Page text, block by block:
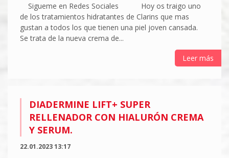
Sigueme en Redes Sociales Hoy os traigo uno
de los tratamientos hidratantes de Clarins que mas
gustan a todos los que tienen una piel joven cansada.
Se trata de la nueva crema de...
Leer más
DIADERMINE LIFT+ SUPER
RELLENADOR CON HIALURÓN CREMA
Y SERUM.
22.01.2023 13:17